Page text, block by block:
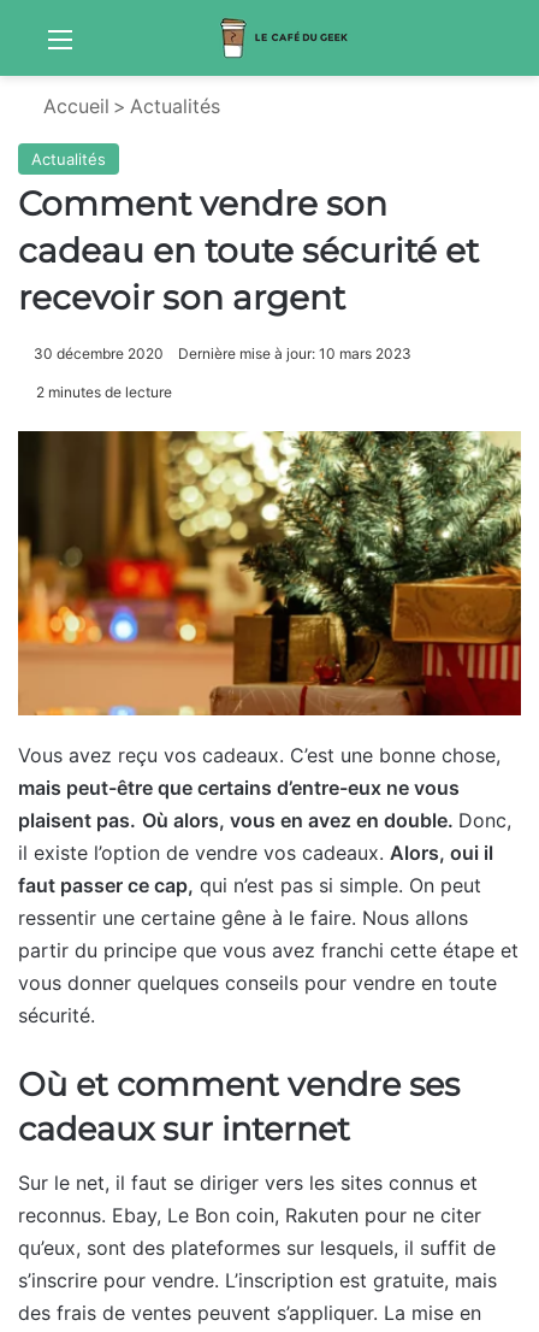
Menu
Accueil > Actualités
Actualités
Comment vendre son
cadeau en toute sécurité et
recevoir son argent
30 décembre 2020 Dernière mise à jour: 10 mars 2023
2 minutes de lecture
Vous avez reçu vos cadeaux. C’est une bonne chose,
mais peut-être que certains d’entre-eux ne vous
plaisent pas. Où alors, vous en avez en double. Donc,
il existe l’option de vendre vos cadeaux. Alors, oui il
faut passer ce cap, qui n’est pas si simple. On peut
ressentir une certaine gêne à le faire. Nous allons
partir du principe que vous avez franchi cette étape et
vous donner quelques conseils pour vendre en toute
sécurité.
Où et comment vendre ses
cadeaux sur internet
Sur le net, il faut se diriger vers les sites connus et
reconnus. Ebay, Le Bon coin, Rakuten pour ne citer
qu’eux, sont des plateformes sur lesquels, il suffit de
s’inscrire pour vendre. L’inscription est gratuite, mais
des frais de ventes peuvent s’appliquer. La mise en